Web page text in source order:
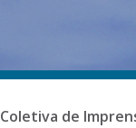
Coletiva de